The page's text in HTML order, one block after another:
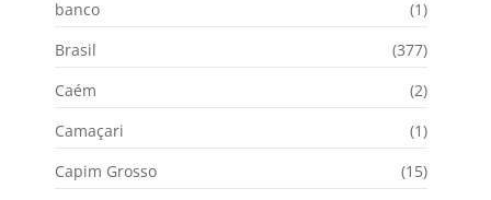
banco
(1)
Brasil
(377)
Caém
(2)
Camaçari
(1)
Capim Grosso
(15)